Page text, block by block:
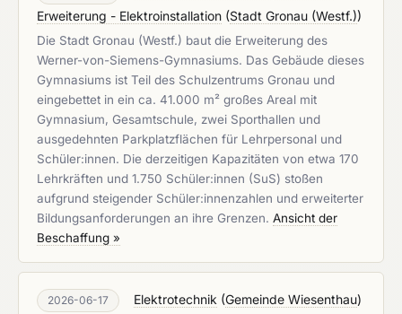
Erweiterung - Elektroinstallation (Stadt Gronau (Westf.))
Die Stadt Gronau (Westf.) baut die Erweiterung des
Werner-von-Siemens-Gymnasiums. Das Gebäude dieses
Gymnasiums ist Teil des Schulzentrums Gronau und
eingebettet in ein ca. 41.000 m² großes Areal mit
Gymnasium, Gesamtschule, zwei Sporthallen und
ausgedehnten Parkplatzflächen für Lehrpersonal und
Schüler:innen. Die derzeitigen Kapazitäten von etwa 170
Lehrkräften und 1.750 Schüler:innen (SuS) stoßen
aufgrund steigender Schüler:innenzahlen und erweiterter
Bildungsanforderungen an ihre Grenzen. Ansicht der
Beschaffung »
2026-06-17 Elektrotechnik (Gemeinde Wiesenthau)